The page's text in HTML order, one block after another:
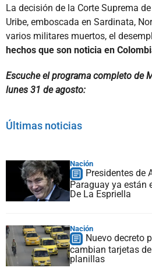
La decisión de la Corte Suprema
Uribe, emboscada en Sardinata,
varios militares muertos, el
hechos que son noticia en
Escuche el programa completo de
lunes 31 de agosto:
Últimas noticias
Nación
Presidentes de
Paraguay ya están
De La Espriella
Nación
Nuevo decreto
cambian tarjetas
planillas